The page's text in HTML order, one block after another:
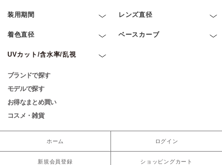
装用期間 レンズ直径
着色直径 ベースカーブ
UVカット/含水率/乱視
ブランドで探す
モデルで探す
お得なまとめ買い
コスメ・雑貨
ホーム ログイン
新規会員登録 ショッピングカート